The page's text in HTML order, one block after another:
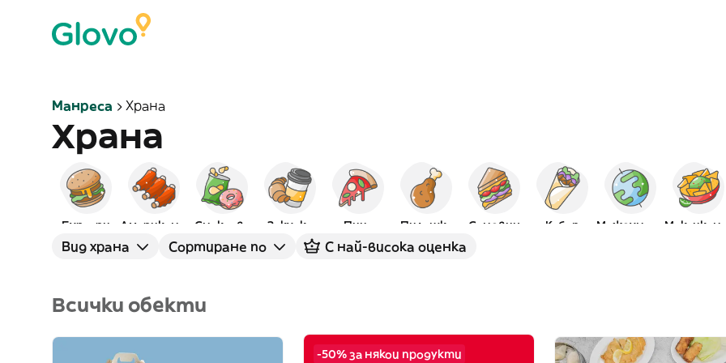
Манреса Храна
Храна
Бургери Снаксове Закуска Пица Пилешко Сандвич Кебап
Вид храна Сортиране по С най-висока оценка
Всички обекти
-50% за някои продукти